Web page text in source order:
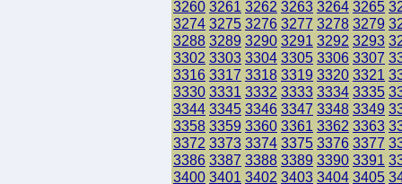
3260 3261 3262 3263 3264 3265
3274 3275 3276 3277 3278 3279
3288 3289 3290 3291 3292 3293
3302 3303 3304 3305 3306 3307
3316 3317 3318 3319 3320 3321
3330 3331 3332 3333 3334 3335
3344 3345 3346 3347 3348 3349
3358 3359 3360 3361 3362 3363
3372 3373 3374 3375 3376 3377
3386 3387 3388 3389 3390 3391
3400 3401 3402 3403 3404 3405